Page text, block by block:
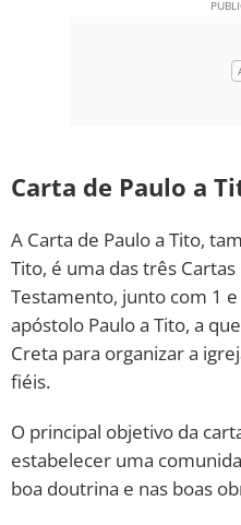
Carta de Paulo a
A Carta de Paulo a Tito,
Tito, é uma das três
Testamento, junto com 1
apóstolo Paulo a Tito, a
Creta para organizar a
fiéis.
O principal objetivo da
estabelecer uma
boa doutrina e nas boas